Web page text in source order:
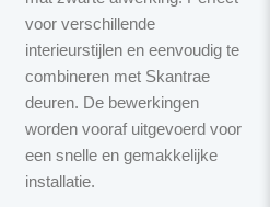
voor verschillende
interieurstijlen en eenvoudig te
combineren met Skantrae
deuren. De bewerkingen
worden vooraf uitgevoerd voor
een snelle en gemakkelijke
installatie.